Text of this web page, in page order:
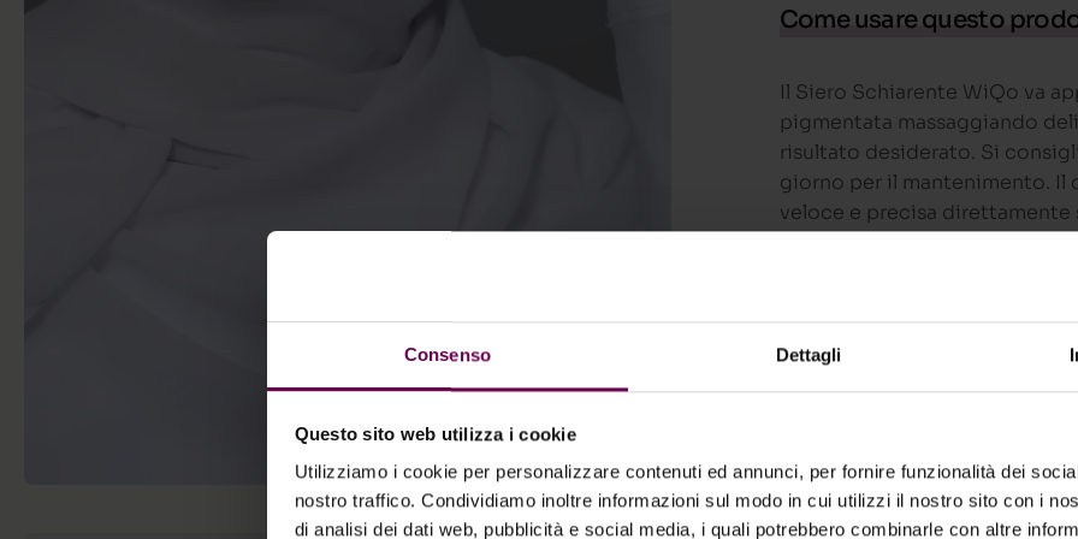
Consenso Dettagli
Questo sito web utilizza i cookie
Utilizziamo i cookie per personalizzare contenuti ed annunci, per fornire funzionalità dei
nostro traffico. Condividiamo inoltre informazioni sul modo in cui utilizzi il nostro sito con i
di analisi dei dati web, pubblicità e social media, i quali potrebbero combinarle con altre
Come usare questo
Il Siero Schiarente WiQo va
pigmentata massaggiando
risultato desiderato. Si
giorno per il mantenimento. Il
veloce e precisa direttamente
protezione solare adeguata
L’utilizzo quotidiano del
foto-protezione: è
filtro solare efficace (SPF
nel corso della giornata in